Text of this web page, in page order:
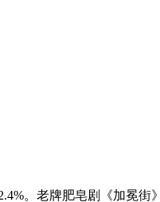
。老牌肥皂剧《加冕街